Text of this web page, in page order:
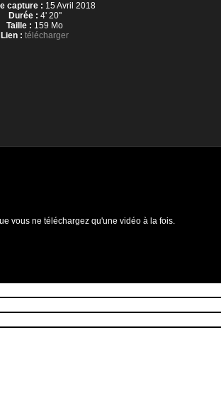
capture : 15 Avril 2018
Durée : 4' 20''
Taille : 159 Mo
Lien : télécharger
vous ne téléchargez qu'une vidéo à la fois.